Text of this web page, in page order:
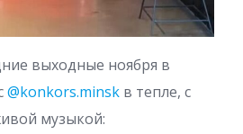
выходные ноября в
@konkors.minsk в тепле, с
музыкой: